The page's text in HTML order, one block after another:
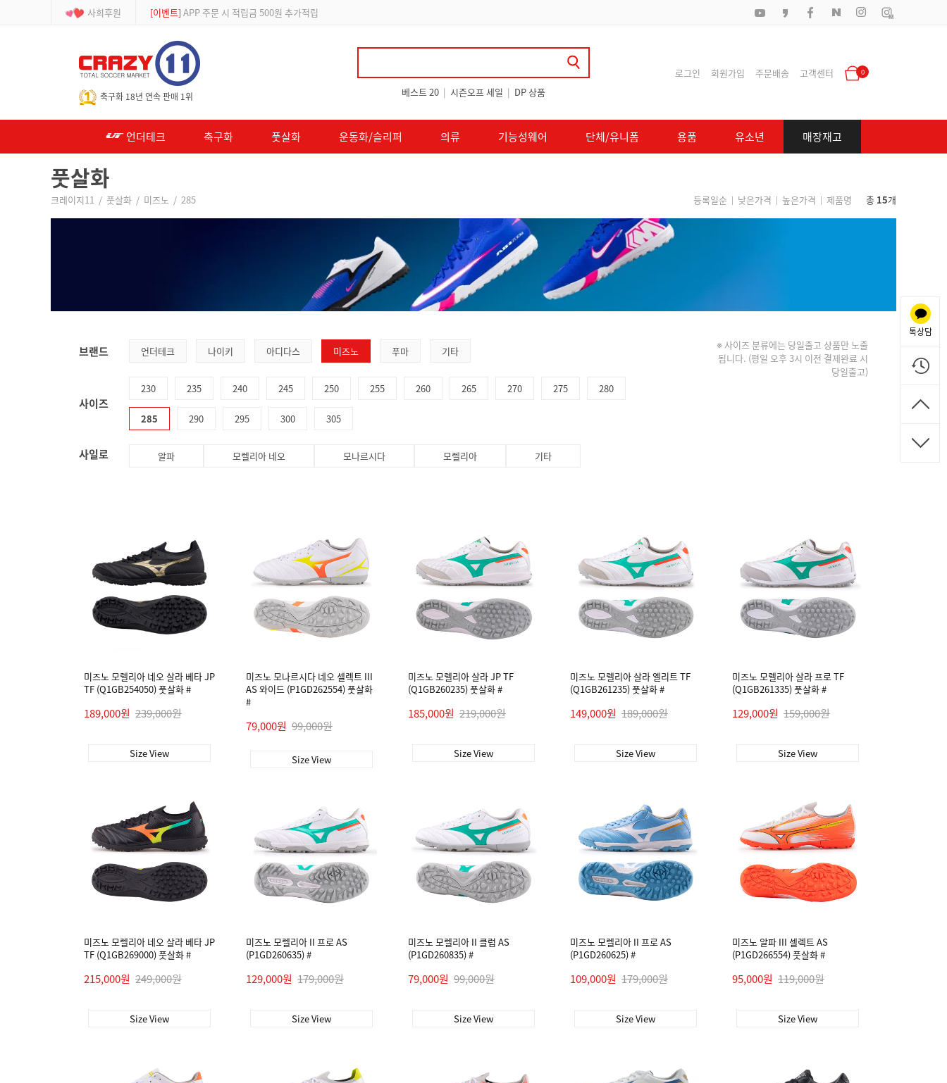
사회후원 [등급제] 회원가입 시 최대 2% 적립 및 할인 쿠폰 지급
축구화 18년 연속 판매 1위 베스트 20 | 시즌오프 세일 | DP 상품
로그인 회원가입 주문배송 고객센터 0
언더테크 축구화 풋살화 운동화/슬리퍼 의류 기능성웨어 단체/유니폼 용품 유소년 매장재고
풋살화
크레이지11 / 풋살화 / 미즈노 / 285 등록일순 | 낮은가격 | 높은가격 | 제품명 총 15개
브랜드 언더테크 나이키 아디다스 미즈노 푸마 기타
사이즈
230 235 240 245 250 255 260 265 270 275 280
285 290 295 300 305
사일로 알파 모렐리아 네오 모나르시다 모렐리아 기타
※ 사이즈 분류에는 당일출고 상품만 노출
됩니다. (평일 오후 3시 이전 결제완료 시
당일출고)
미즈노 모렐리아 네오 살라 베타 JP
TF (Q1GB254050) 풋살화 #
189,000원 239,000원
Size View
미즈노 모나르시다 네오 셀렉트 III
AS 와이드 (P1GD262554) 풋살화
#
79,000원 99,000원
Size View
미즈노 모렐리아 살라 JP TF
(Q1GB260235) 풋살화 #
185,000원 219,000원
Size View
미즈노 모렐리아 살라 엘리트 TF
(Q1GB261235) 풋살화 #
149,000원 189,000원
Size View
미즈노 모렐리아 살라 프로 TF
(Q1GB261335) 풋살화 #
129,000원 159,000원
Size View
미즈노 모렐리아 네오 살라 베타 JP
TF (Q1GB269000) 풋살화 #
215,000원 249,000원
Size View
미즈노 모렐리아 II 프로 AS
(P1GD260635) #
129,000원 179,000원
Size View
미즈노 모렐리아 II 클럽 AS
(P1GD260835) #
79,000원 99,000원
Size View
미즈노 모렐리아 II 프로 AS
(P1GD260625) #
109,000원 179,000원
Size View
미즈노 알파 III 셀렉트 AS
(P1GD266554) 풋살화 #
95,000원 119,000원
Size View
톡상담